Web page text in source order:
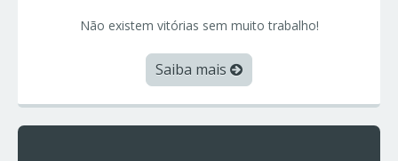
Não existem vitórias sem muito trabalho!
Saiba mais